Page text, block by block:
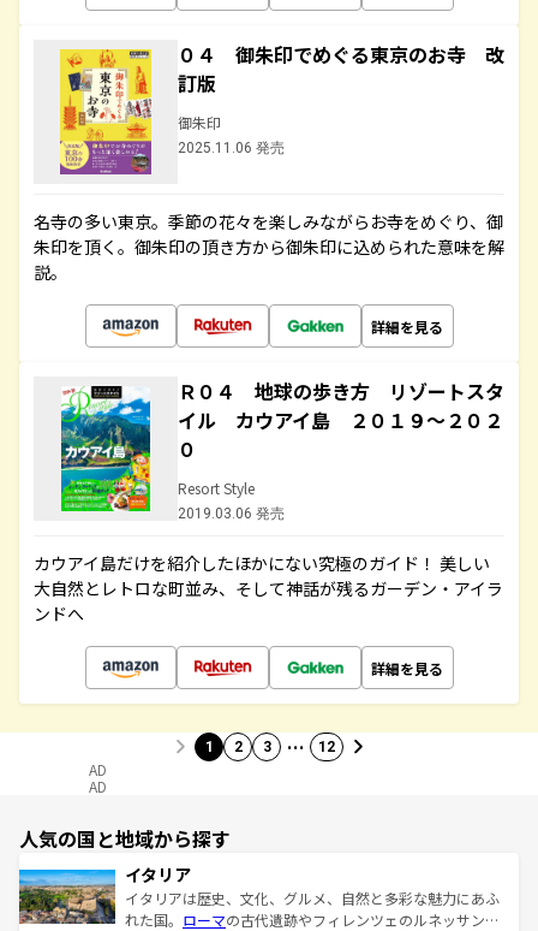
０４ 御朱印でめぐる東京のお寺 改
訂版
御朱印
2025.11.06 発売
名寺の多い東京。季節の花々を楽しみながらお寺をめぐり、御
朱印を頂く。御朱印の頂き方から御朱印に込められた意味を解
説。
詳細を見る
Ｒ０４ 地球の歩き方 リゾートスタ
イル カウアイ島 ２０１９～２０２
０
Resort Style
2019.03.06 発売
カウアイ島だけを紹介したほかにない究極のガイド！ 美しい
大自然とレトロな町並み、そして神話が残るガーデン・アイラ
ンドへ
詳細を見る
1 2 3 … 12
AD
AD
人気の国と地域から探す
イタリア
イタリアは歴史、文化、グルメ、自然と多彩な魅力にあふ
れた国。 ローマの古代遺跡やフィレンツェのルネッサンス